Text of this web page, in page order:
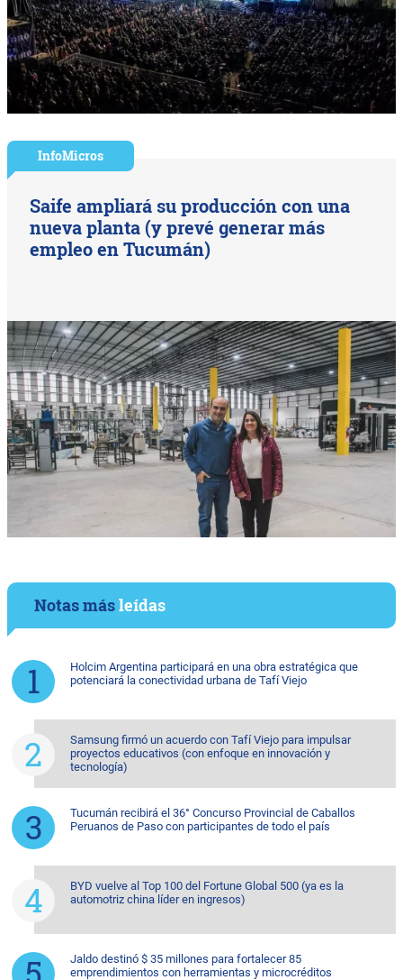
InfoMicros
Saife ampliará su producción con una
nueva planta (y prevé generar más
empleo en Tucumán)
Notas másleídas
Holcim Argentina participará en una obra estratégica que
potenciará la conectividad urbana de Tafí Viejo
Samsung firmó un acuerdo con Tafí Viejo para impulsar
proyectos educativos (con enfoque en innovación y
tecnología)
Tucumán recibirá el 36° Concurso Provincial de Caballos
Peruanos de Paso con participantes de todo el país
BYD vuelve al Top 100 del Fortune Global 500 (ya es la
automotriz china líder en ingresos)
Jaldo destinó $ 35 millones para fortalecer 85
emprendimientos con herramientas y microcréditos